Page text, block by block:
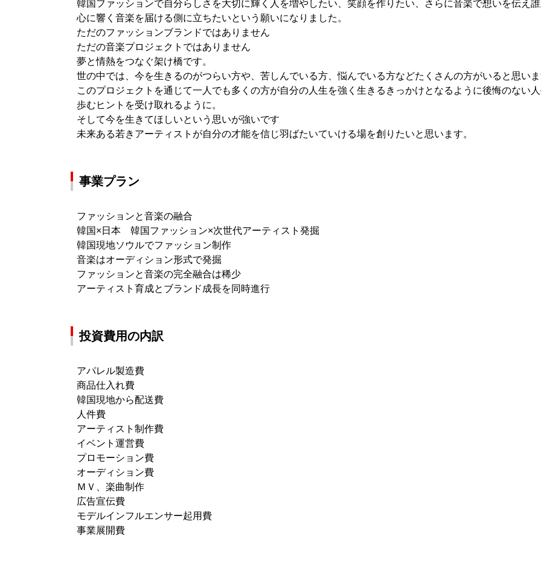
韓国ファッションで自分らしさを大切に輝く人を増やしたい、笑顔を作りたい、さらに音楽で想いを伝え
心に響く音楽を届ける側に立ちたいという願いになりました。
ただのファッションブランドではありません
ただの音楽プロジェクトではありません
夢と情熱をつなぐ架け橋です。
世の中では、今を生きるのがつらい方や、苦しんでいる方、悩んでいる方などたくさんの方がいると思いま
このプロジェクトを通じて一人でも多くの方が自分の人生を強く生きるきっかけとなるように後悔のない
歩むヒントを受け取れるように。
そして今を生きてほしいという思いが強いです
未来ある若きアーティストが自分の才能を信じ羽ばたいていける場を創りたいと思います。
事業プラン
ファッションと音楽の融合
韓国×日本 韓国ファッション×次世代アーティスト発掘
韓国現地ソウルでファッション制作
音楽はオーディション形式で発掘
ファッションと音楽の完全融合は稀少
アーティスト育成とブランド成長を同時進行
投資費用の内訳
アパレル製造費
商品仕入れ費
韓国現地から配送費
人件費
アーティスト制作費
イベント運営費
プロモーション費
オーディション費
ＭＶ、楽曲制作
広告宣伝費
モデルインフルエンサー起用費
事業展開費